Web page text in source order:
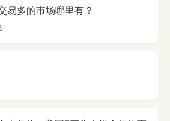
易多的市场哪里有？